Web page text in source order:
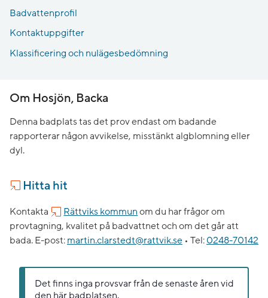
Badvattenprofil
Kontaktuppgifter
Klassificering och nulägesbedömning
Om Hosjön, Backa
Denna badplats tas det prov endast om badande
rapporterar någon avvikelse, misstänkt algblomning eller
dyl.
Hitta hit
Kontakta Rättviks kommun om du har frågor om
provtagning, kvalitet på badvattnet och om det går att
bada. E-post: martin.clarstedt@rattvik.se • Tel: 0248-70142
Det finns inga provsvar från de senaste åren vid